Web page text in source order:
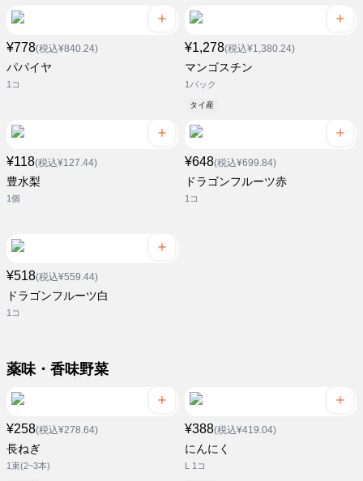
¥778(税込¥840.24)
パパイヤ
1コ
¥1,278(税込¥1,380.24)
マンゴスチン
1パック
タイ産
¥118(税込¥127.44)
豊水梨
1個
¥648(税込¥699.84)
ドラゴンフルーツ赤
1コ
¥518(税込¥559.44)
ドラゴンフルーツ白
1コ
薬味・香味野菜
¥258(税込¥278.64)
長ねぎ
1束(2~3本)
¥388(税込¥419.04)
にんにく
L 1コ